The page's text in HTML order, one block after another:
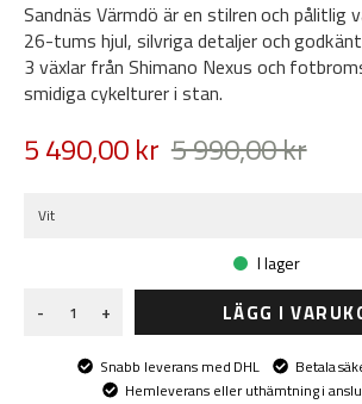
Sandnäs Värmdö är en stilren och pålitlig
26-tums hjul, silvriga detaljer och
3 växlar från Shimano Nexus och
smidiga cykelturer i stan.
5 490,00 kr 5 990,00 kr
Vit
I lager
-
+ LÄGG I
Snabb leverans med DHL
Betala
Hemleverans eller uthämtning i